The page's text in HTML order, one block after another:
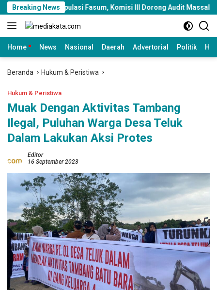
Langsung
ke
konten
Breaking NewsFasum, Komisi III Dorong Audit Massal dan
Home News Nasional Daerah Advertorial Politik
Beranda Hukum & Peristiwa
Hukum & Peristiwa
Muak Dengan Aktivitas Tambang
Ilegal, Puluhan Warga Desa Teluk
Dalam Lakukan Aksi Protes
Editor
16 September 2023